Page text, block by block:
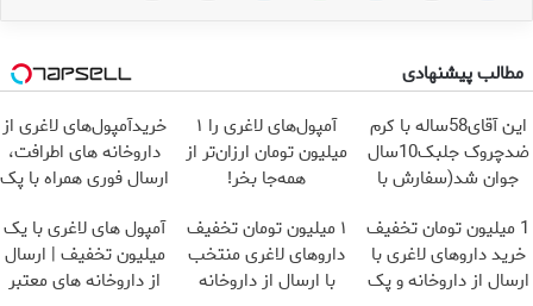
مطالب پیشنهادی
این آقای58ساله با کرم
ضدچروک جلبک10سال
جوان شد(سفارش با
آمپول‌های لاغری را ۱
میلیون تومان ارزان‌تر از
همه‌جا بخر!
خریدآمپول‌های لاغری از
داروخانه های اطرافت،
ارسال فوری همراه با پک
1 میلیون تومان تخفیف
خرید داروهای لاغری با
ارسال از داروخانه و پک
۱ میلیون تومان تخفیف
داروهای لاغری منتخب
با ارسال از داروخانه
آمپول های لاغری با یک
میلیون تخفیف | ارسال
از داروخانه های معتبر